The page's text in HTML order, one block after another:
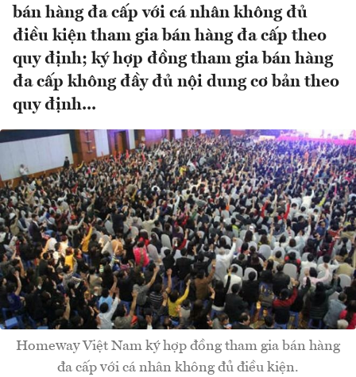
bán hàng đa cấp với cá nhân không đủ
điều kiện tham gia bán hàng đa cấp theo
quy định; ký hợp đồng tham gia bán hàng
đa cấp không đầy đủ nội dung cơ bản theo
quy định...
Homeway Việt Nam ký hợp đồng tham gia bán hàng
đa cấp với cá nhân không đủ điều kiện.